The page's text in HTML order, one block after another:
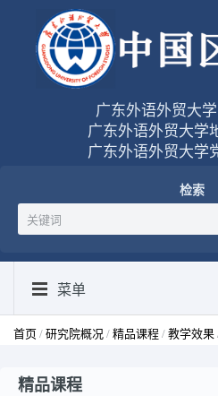
广东外语外贸大
广东外语外贸大学
广东外语外贸大学
检索
菜单
首页 / 研究院概况 / 精品课程 / 教学效果
精品课程